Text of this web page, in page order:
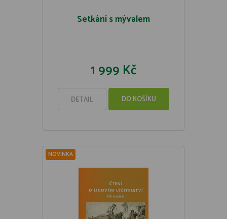
Setkání s mývalem
1 999 Kč
DETAIL DO KOŠÍKU
NOVINKA